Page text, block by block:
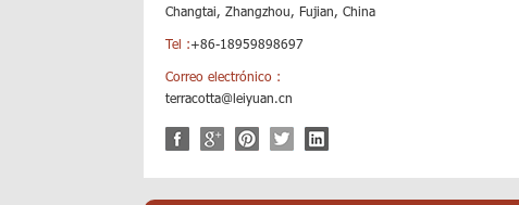
Changtai, Zhangzhou, Fujian, China
Tel :+86-18959898697
Correo electrónico :
terracotta@leiyuan.cn